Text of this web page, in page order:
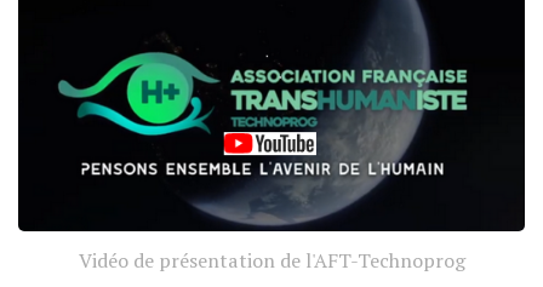
Vidéo de présentation de l'AFT-Technoprog